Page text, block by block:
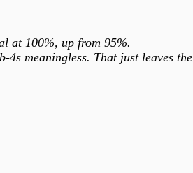
at 100%, up from 95%.
meaningless. That just leaves